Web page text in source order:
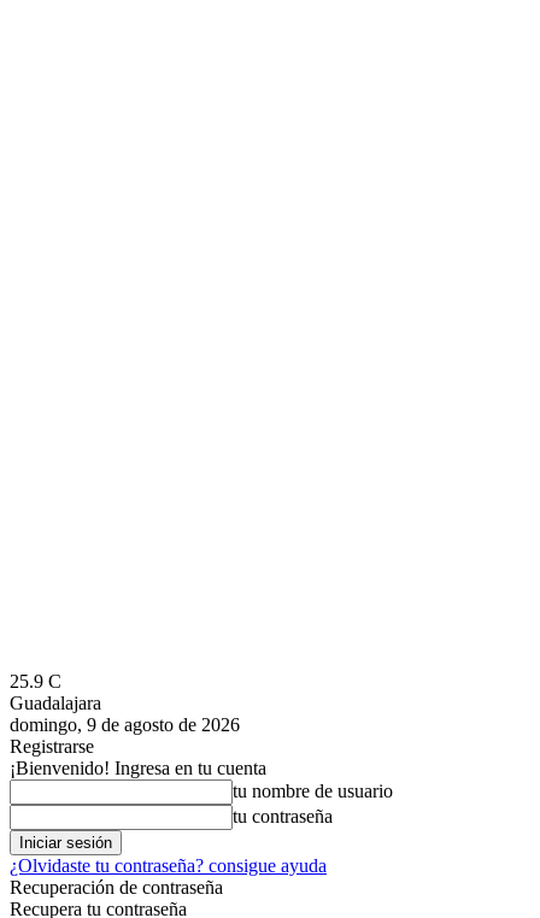
25.9 C
Guadalajara
domingo, 9 de agosto de 2026
Registrarse
¡Bienvenido! Ingresa en tu cuenta
tu nombre de usuario
tu contraseña
¿Olvidaste tu contraseña? consigue ayuda
Recuperación de contraseña
Recupera tu contraseña